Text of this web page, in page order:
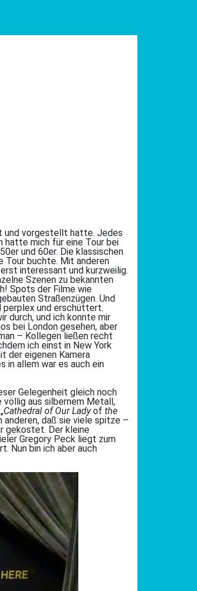
und vorgestellt hatte. Jedes
hatte mich für eine Tour bei
und 60er. Die klassischen
Tour buchte. Mit anderen
interessant und kurzweilig.
Szenen zu bekannten
Spots der Filme wie
Straßenzügen. Und
perplex und erschüttert.
durch, und ich konnte mir
bei London gesehen, aber
– Kollegen ließen recht
ich einst in New York
der eigenen Kamera
in allem war es auch ein
Gelegenheit gleich noch
völlig aus silbernem Metall,
Cathedral of Our Ladyof the
anderen, daß sie viele spitze –
gekostet. Der kleine
Gregory Peck liegt zum
Nun bin ich aber auch